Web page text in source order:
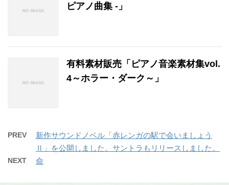
ピアノ曲集 -」
有料素材販売「ピアノ音楽素材集vol.
4～ホラー・ダーク～」
PREV
新作サウンドノベル「赤レンガの駅で会いましょう
Ⅱ」を公開しました。サントラもリリースしました。
NEXT 命